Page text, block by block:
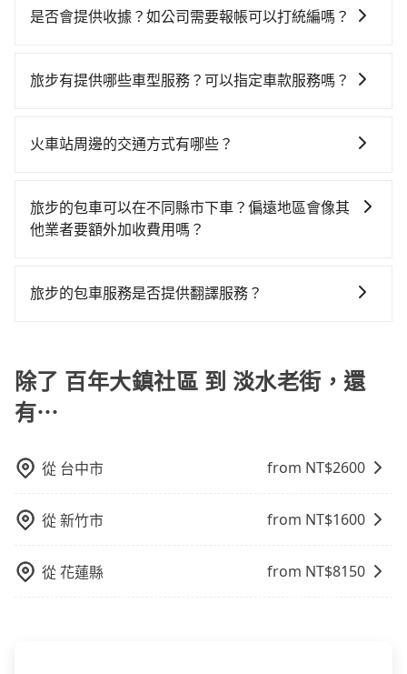
分鐘（平均20分）的高鐵從桃園站前往台北高鐵站，每
水老街 (新北市淡水區) 的目的地。全程加上轉車時間共2
1,200元，費時1小時2分鐘。選擇搭乘高鐵而不預約包
約$4,500，油錢（每公里約3元）、eTag（每公里約1
務，所以要不當天就需往返百年大鎮社區與淡水老街，
程專車接送才是前往觀光景點最便宜方便的選擇。
灣大車隊、Uber、Line Taxi、Yoxi等，如果在路邊攔不
車看看。依照里程跳錶計算，價格約為1,485~1,800元
淡水老街的最佳選擇。
是否會提供收據？如公司需要報帳可以打統編嗎？
旅行業代收轉付電子收據，如果公司需要報公帳，在預
帳，完全符合台灣的法律規範。
旅步有提供哪些車型服務？可以指定車款服務嗎？
指定車款服務的需求，可以先將您的需先提供旅步，會
火車站周邊的交通方式有哪些？
方式： 公車或客運：乘坐公車或客運到達或離開火車
站，相對便宜經濟。 計程車：乘坐計程車到達或離開火
開火車站，是最便利的，無需與人共乘、快速抵達。
旅步的包車可以在不同縣市下車？偏遠地區會像其
他業者要額外加收費用嗎？
於偏遠地區，我們提供的價格已經包含了所有基本的費
詢到具體的費用。
旅步的包車服務是否提供翻譯服務？
除了 百年大鎮社區 到 淡水老街，還
有⋯
從 台中市 from NT$2600
從新竹市 from NT$1600
從花蓮縣 from NT$8150